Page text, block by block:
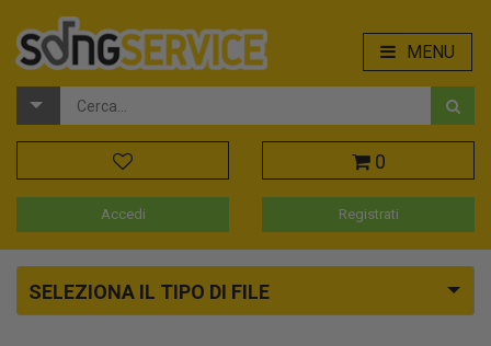
MENU
0
Accedi Registrati
SELEZIONA IL TIPO DI FILE